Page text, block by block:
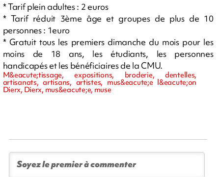
* Tarif plein adultes : 2 euros
* Tarif réduit 3ème âge et groupes de plus de 10
personnes : 1euro
* Gratuit tous les premiers dimanche du mois pour les
moins de 18 ans, les étudiants, les personnes
handicapés et les bénéficiaires de la CMU.
M&eacute;tissage, expositions, broderie, dentelles,
artisanats, artisans, artistes, mus&eacute;e l&eacute;on
Dierx, Dierx, mus&eacute;e, muse